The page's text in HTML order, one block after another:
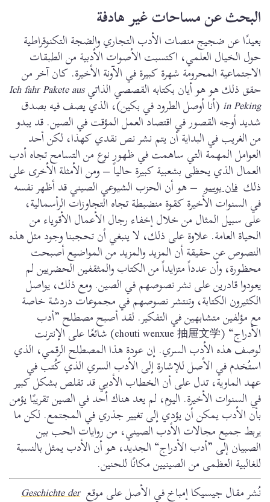
البحث عن مساحات غير هادفة
بعيدًا عن ضجيج منصات الأدب التجاري والضجة التكنوقراطية
حول الخيال العلمي، اكتسبت الأصوات الأدبية من الطبقات
الاجتماعية المحرومة شهرة كبيرة في الآونة الأخيرة. كان آخر من
حقق ذلك هو هو أيان بكتابه القصصي الذاتيIch fahr Pakete aus
in Peking(أنا أوصل الطرود في بكين)، الذي يصف فيه بصدق
شديد أوجه القصور في اقتصاد العمل المؤقت في الصين. قد يبدو
من الغريب في البداية أن يتم نشر نص نقدي كهذا، لكن أحد
العوامل المهمة التي ساهمت في ظهور نوع من التسامح تجاه أدب
العمال الذي يحظى بشعبية كبيرة حالياً – ومن الأمثلة الأخرى على
ذلك فان يوسو – هو أن الحزب الشيوعي الصيني قد أظهر نفسه
في السنوات الأخيرة كقوة منضبطة تجاه التجاوزات الرأسمالية،
على سبيل المثال من خلال إخفاء رجال الأعمال الأقوياء من
الحياة العامة. علاوة على ذلك، لا ينبغي أن تحجبنا وجود مثل هذه
النصوص عن حقيقة أن المزيد والمزيد من المواضيع أصبحت
محظورة، وأن عدداً متزايداً من الكتاب والمثقفين الحضريين لم
يعودوا قادرين على نشر نصوصهم في الصين. ومع ذلك، يواصل
الكثيرون الكتابة، وتنتشر نصوصهم في مجموعات دردشة خاصة
مع مؤلفين متشابهين في التفكير. لقد أصبح مصطلح ”أدب
الأدراج“ (chouti wenxue 抽屉文学) شائعًا على الإنترنت
لوصف هذه الأدب السري. إن عودة هذا المصطلح الرقمي، الذي
استُخدم في الأصل للإشارة إلى الأدب السري الذي كُتب في
عهد الماوية، تدل على أن الخطاب الأدبي قد تقلص بشكل كبير
في السنوات الأخيرة. اليوم، لم يعد هناك أحد في الصين تقريبًا يؤمن
بأن الأدب يمكن أن يؤدي إلى تغيير جذري في المجتمع. لكن ما
يربط جميع مجالات الأدب الصيني، من روايات الحب بين
الصبيان إلى ”أدب الأدراج“ الجديد، هو أن الأدب يمثل بالنسبة
للغالبية العظمى من الصينيين مكانًا للحنين.
نُشر مقال جيسيكا إمباخ في الأصل على موقع Geschichte der